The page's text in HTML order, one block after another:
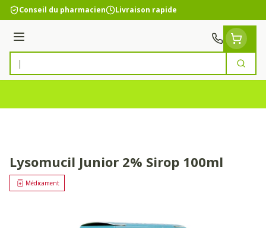
Aller au contenu
Conseil du pharmacien Livraison rapide
Menu
Rechercher
Lysomucil Junior 2% Sirop 100ml
Médicament